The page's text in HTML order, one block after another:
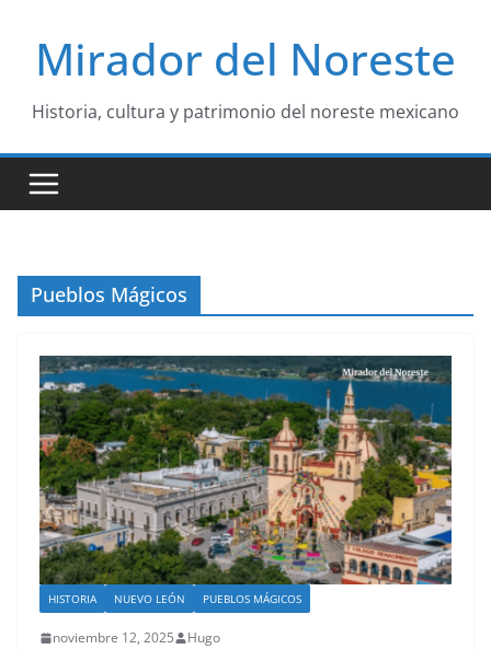
contenido
Mirador del Noreste
Historia, cultura y patrimonio del noreste mexicano
Pueblos Mágicos
HISTORIA NUEVO LEÓN PUEBLOS MÁGICOS
noviembre 12, 2025 Hugo